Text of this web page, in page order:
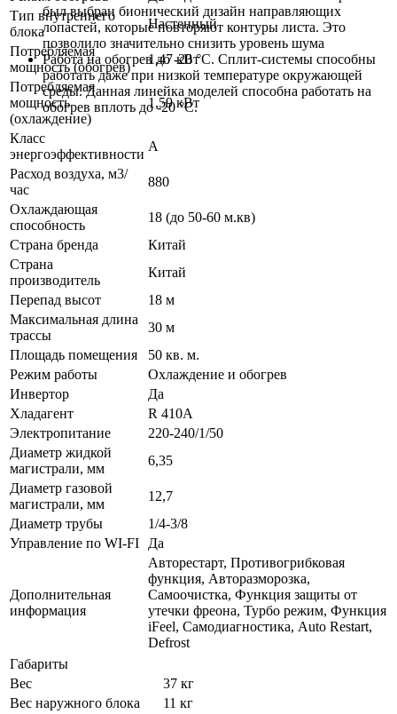
был выбран бионический дизайн направляющих
лопастей, которые повторяют контуры листа. Это
позволило значительно снизить уровень шума
Работа на обогрев до -20 °C. Сплит-системы способны
работать даже при низкой температуре окружающей
среды. Данная линейка моделей способна работать на
обогрев вплоть до -20 °C.
Тип внутреннего
блока
Настенный
Потребляемая
мощность (обогрев)
1,47 кВт
Потребляемая
мощность
(охлаждение)
1,59 кВт
Класс
энергоэффективности
A
Расход воздуха, м3/
час
880
Охлаждающая
способность
18 (до 50-60 м.кв)
Страна бренда
Китай
Страна
производитель
Китай
Перепад высот
18 м
Максимальная длина
трассы
30 м
Площадь помещения
50 кв. м.
Режим работы
Охлаждение и обогрев
Инвертор
Да
Хладагент
R 410A
Электропитание
220-240/1/50
Диаметр жидкой
магистрали, мм
6,35
Диаметр газовой
магистрали, мм
12,7
Диаметр трубы
1/4-3/8
Управление по WI-FI
Да
Дополнительная
информация
Авторестарт, Противогрибковая
функция, Авторазморозка,
Самоочистка, Функция защиты от
утечки фреона, Турбо режим, Функция
iFeel, Самодиагностика, Auto Restart,
Defrost
Габариты
Вес
37 кг
Вес наружного блока
11 кг